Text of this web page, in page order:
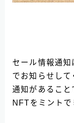
セール情報通知
でお知らせして
通知があること
NFTをミントで